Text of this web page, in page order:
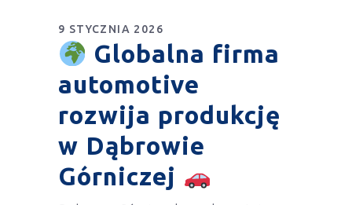
9 STYCZNIA 2026
Globalna firma
automotive
rozwija produkcję
w Dąbrowie
Górniczej